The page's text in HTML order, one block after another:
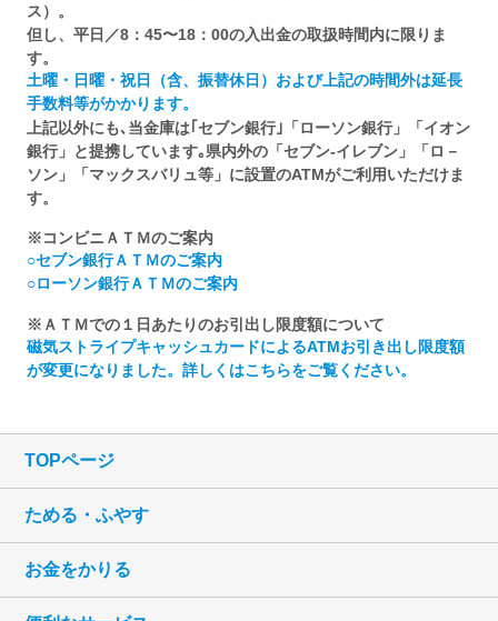
ス）。
但し、平日／8：45〜18：00の入出金の取扱時間内に限りま
す。
土曜・日曜・祝日（含、振替休日）および上記の時間外は延長
手数料等がかかります。
上記以外にも､当金庫は｢セブン銀行｣「ローソン銀行」「イオン
銀行」と提携しています｡県内外の「セブン-イレブン」「ロ－
ソン」「マックスバリュ等」に設置のATMがご利用いただけま
す。
※コンビニＡＴＭのご案内
○セブン銀行ＡＴＭのご案内
○ローソン銀行ＡＴＭのご案内
※ＡＴＭでの１日あたりのお引出し限度額について
磁気ストライプキャッシュカードによるATMお引き出し限度額
が変更になりました。詳しくはこちらをご覧ください。
TOPページ
ためる・ふやす
お金をかりる